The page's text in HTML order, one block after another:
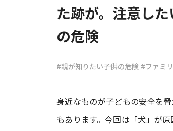
た跡が。注意し
の危険
#親が知りたい子供の危険 #ファミ
身近なものが子どもの安全を
もあります。今回は「犬」が